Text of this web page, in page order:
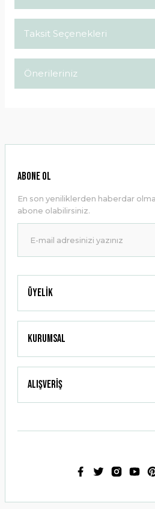
Taksit Seçenekleri
Önerileriniz
Ürün resmi kalitesiz, bozuk veya
Ürün bilgilerinde hatalar bulunuyor.
Ürün fiyatı diğer sitelerden daha
Bu ürüne benzer farklı alternatifler
Gönder
Üyelik
Kurumsal
Alışveriş
ABONE OL
En son yeniliklerden haberdar
abone olabilirsiniz.